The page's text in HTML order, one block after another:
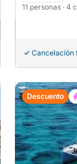
11 personas · 4
Cancelación
Descuento